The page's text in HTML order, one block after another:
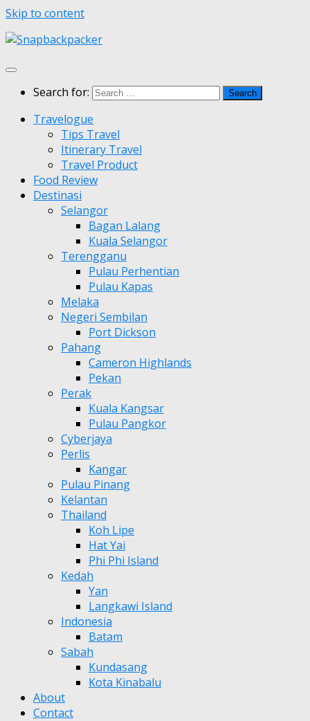
Skip to content
Search for:
Travelogue
Tips Travel
Itinerary Travel
Travel Product
Food Review
Destinasi
Selangor
Bagan Lalang
Kuala Selangor
Terengganu
Pulau Perhentian
Pulau Kapas
Melaka
Negeri Sembilan
Port Dickson
Pahang
Cameron Highlands
Pekan
Perak
Kuala Kangsar
Pulau Pangkor
Cyberjaya
Perlis
Kangar
Pulau Pinang
Kelantan
Thailand
Koh Lipe
Hat Yai
Phi Phi Island
Kedah
Yan
Langkawi Island
Indonesia
Batam
Sabah
Kundasang
Kota Kinabalu
About
Contact